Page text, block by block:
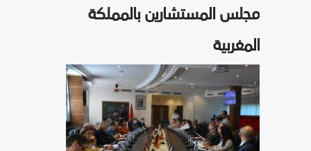
مجلس المستشارين بالمملكة
المغربية